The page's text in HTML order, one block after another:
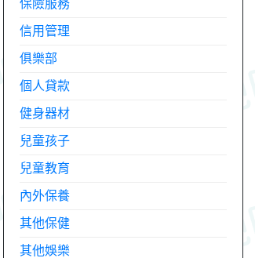
保險服務
信用管理
俱樂部
個人貸款
健身器材
兒童孩子
兒童教育
內外保養
其他保健
其他娛樂